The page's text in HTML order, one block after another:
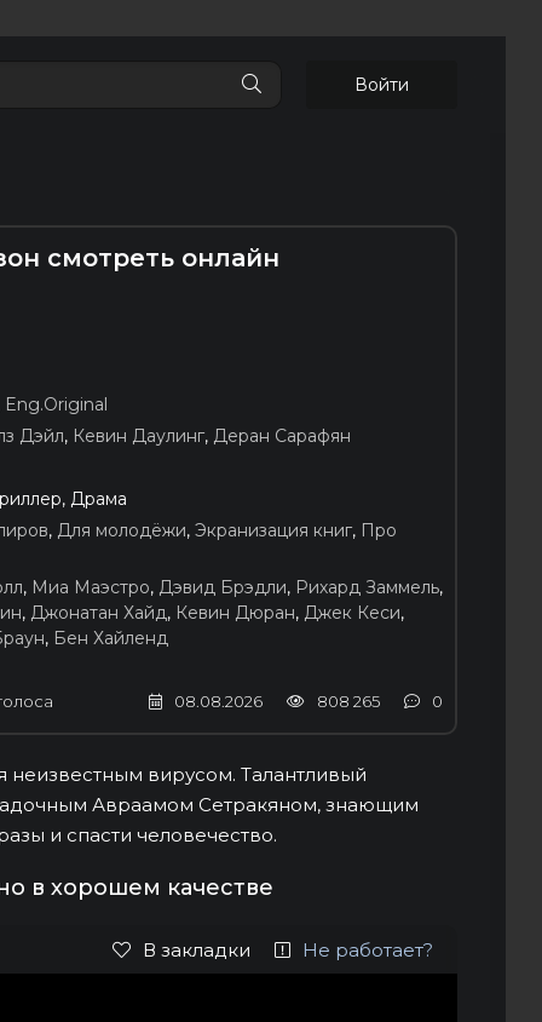
Войти
смотреть онлайн
Eng.Original
Дэйл, Кевин Даулинг, Деран Сарафян
Драма
, Для молодёжи, Экранизация книг, Про
, Миа Маэстро, Дэвид Брэдли, Рихард Заммель,
, Джонатан Хайд, Кевин Дюран, Джек Кеси,
, Бен Хайленд
08.08.2026 808 265 0
вирусом. Талантливый
Авраамом Сетракяном, знающим
и спасти человечество.
в хорошем качестве
В закладки Не работает?